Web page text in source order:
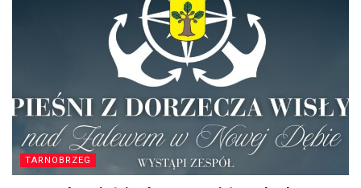
TARNOBRZEG